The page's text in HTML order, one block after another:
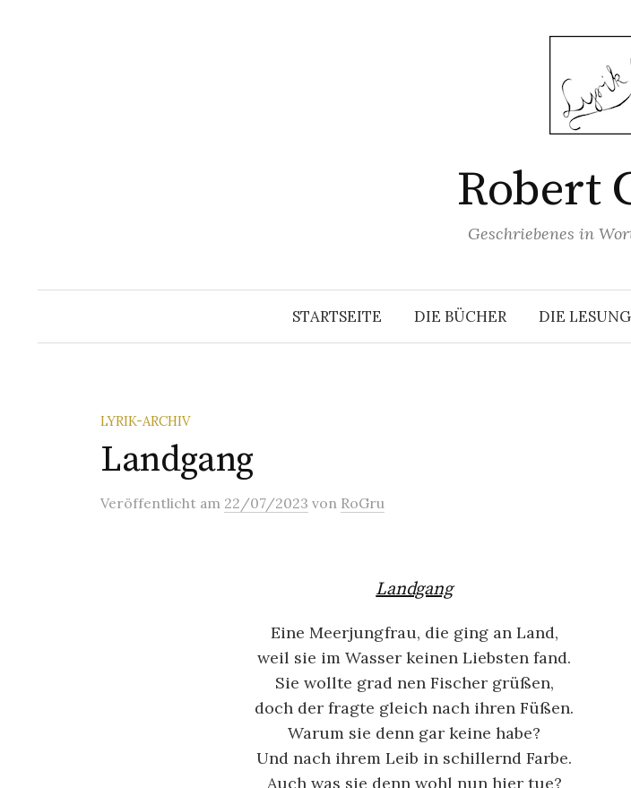
Robert
Geschriebenes in
STARTSEITE DIE BÜCHER DIE
LYRIK-ARCHIV
Landgang
Veröffentlicht am 22/07/2023 von RoGru
Landgang
Eine Meerjungfrau, die ging an Land,
weil sie im Wasser keinen Liebsten fand.
Sie wollte grad nen Fischer grüßen,
doch der fragte gleich nach ihren Füßen.
Warum sie denn gar keine habe?
Und nach ihrem Leib in schillernd Farbe.
Auch was sie denn wohl nun hier tue?